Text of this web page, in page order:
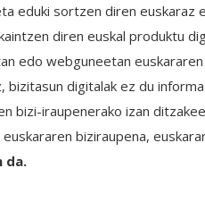
eduki sortzen diren
diren euskal produktu
edo webguneetan
bizitasun digitalak ez du
bizi-iraupenerako izan
biziraupena,
da.